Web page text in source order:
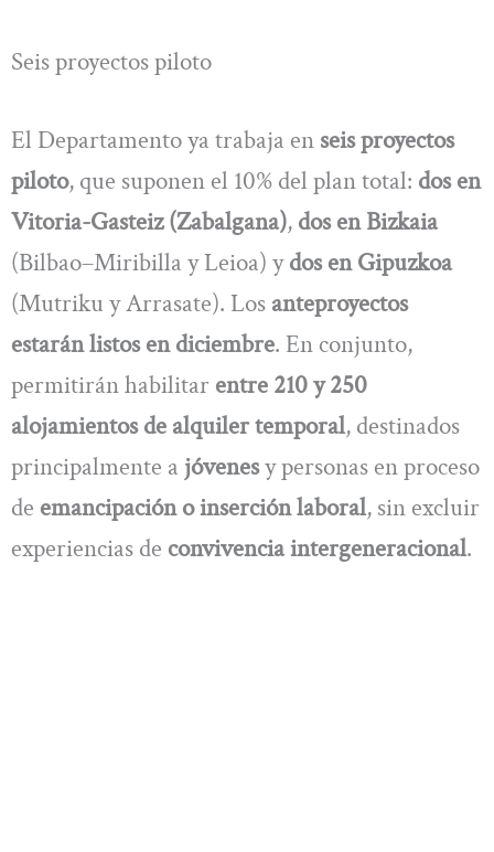
Seis proyectos piloto
El Departamento ya trabaja en seis proyectos
piloto, que suponen el 10% del plan total: dos en
Vitoria-Gasteiz (Zabalgana), dos en Bizkaia
(Bilbao–Miribilla y Leioa) ydos en Gipuzkoa
(Mutriku y Arrasate). Los anteproyectos
estarán listos en diciembre. En conjunto,
permitirán habilitar entre 210 y 250
alojamientos de alquiler temporal, destinados
principalmente a jóvenesy personas en proceso
de emancipación o inserción laboral, sin excluir
experiencias de convivencia intergeneracional.